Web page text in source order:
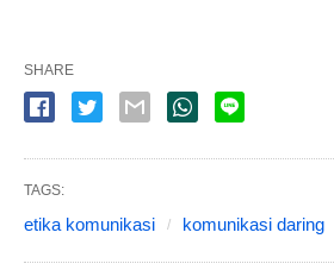
SHARE
TAGS:
etika komunikasi komunikasi daring